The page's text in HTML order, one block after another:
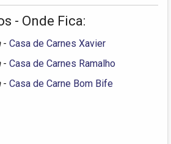
- Onde Fica:
- Casa de Carnes Xavier
- Casa de Carnes Ramalho
- Casa de Carne Bom Bife